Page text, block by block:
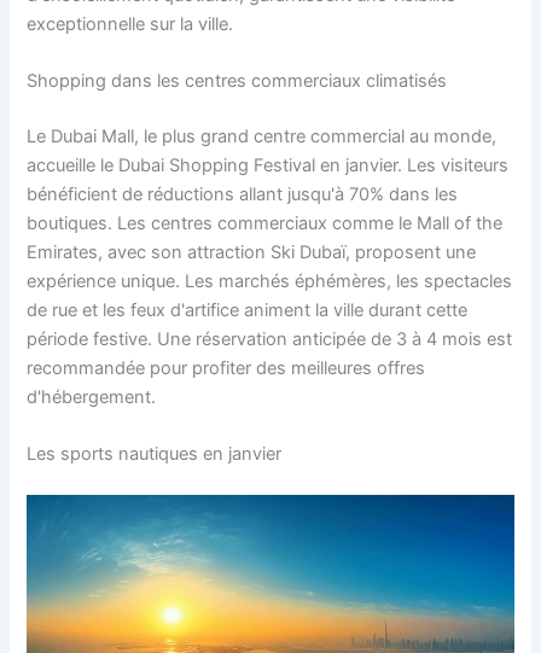
exceptionnelle sur la ville.
Shopping dans les centres commerciaux climatisés
Le Dubai Mall, le plus grand centre commercial au monde,
accueille le Dubai Shopping Festival en janvier. Les visiteurs
bénéficient de réductions allant jusqu'à 70% dans les
boutiques. Les centres commerciaux comme le Mall of the
Emirates, avec son attraction Ski Dubaï, proposent une
expérience unique. Les marchés éphémères, les spectacles
de rue et les feux d'artifice animent la ville durant cette
période festive. Une réservation anticipée de 3 à 4 mois est
recommandée pour profiter des meilleures offres
d'hébergement.
Les sports nautiques en janvier